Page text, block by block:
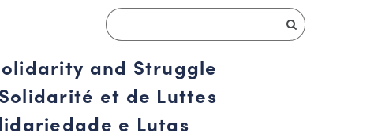
and Struggle
et de Luttes
e Lutas